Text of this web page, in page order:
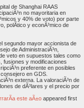
de Shanghai RAAS
no mayoritaria en
y 40% de voto) por parte
polÃ­tico y econÃ³mico de
segundo mayor accionista de
de AdministraciÃ³n,
veto en supuestos tales como
fusiones y modificaciones
preferente en posibles
en GDS.
externa. La valoraciÃ³n de
de dÃ³lares y el precio por
este aÃ±o appeared first